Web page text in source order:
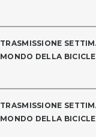
TRASMISSIONE
MONDO DELLA
TRASMISSIONE
MONDO DELLA